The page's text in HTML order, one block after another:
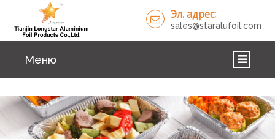
Эл. адрес:
sales@staralufoil.com
Меню
ПРОДУКТЫ